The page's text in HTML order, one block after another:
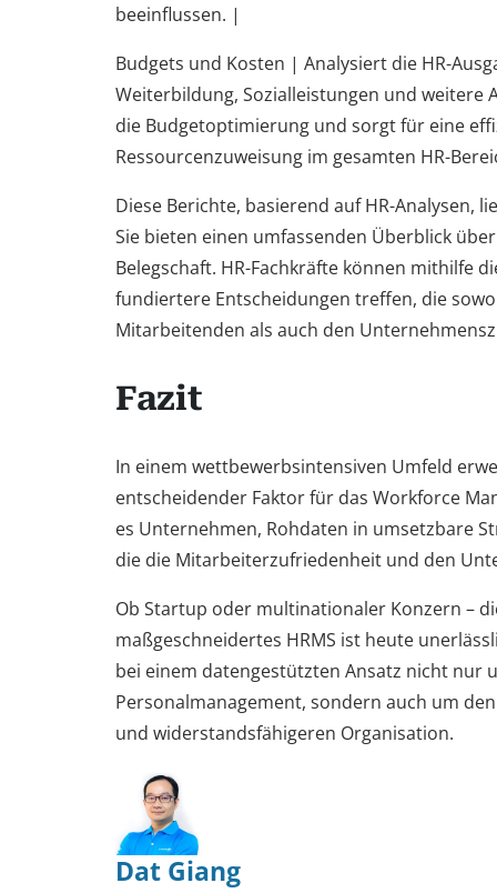
beeinflussen. |
Budgets und Kosten | Analysiert die HR-
Weiterbildung, Sozialleistungen und
die Budgetoptimierung und sorgt für eine
Ressourcenzuweisung im gesamten HR-
Diese Berichte, basierend auf HR-Analysen,
Sie bieten einen umfassenden Überblick
Belegschaft. HR-Fachkräfte können mithilfe
fundiertere Entscheidungen treffen, die
Mitarbeitenden als auch den
Fazit
In einem wettbewerbsintensiven Umfeld
entscheidender Faktor für das Workforce
es Unternehmen, Rohdaten in umsetzbare
die die Mitarbeiterzufriedenheit und den
Ob Startup oder multinationaler Konzern –
maßgeschneidertes HRMS ist heute
bei einem datengestützten Ansatz nicht nur
Personalmanagement, sondern auch um
und widerstandsfähigeren Organisation.
Dat Giang